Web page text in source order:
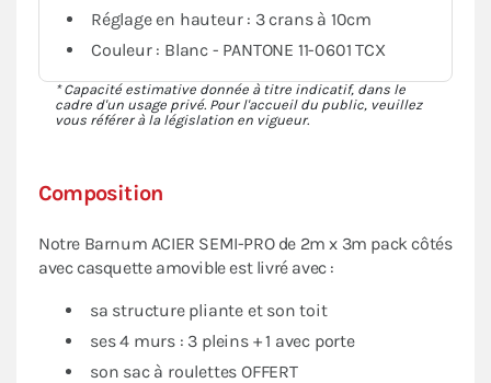
Composition
Notre Barnum ACIER SEMI-PRO de 2m x 3m pack côtés
avec casquette amovible est livré avec :
sa structure pliante et son toit
ses 4 murs : 3 pleins + 1 avec porte
son sac à roulettes OFFERT
Réglage en hauteur : 3 crans à 10cm
Couleur : Blanc - PANTONE 11-0601 TCX
* Capacité estimative donnée à titre indicatif, dans le
cadre d'un usage privé. Pour l'accueil du public, veuillez
vous référer à la législation en vigueur.